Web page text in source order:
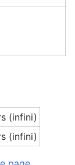
(infini)
(infini)